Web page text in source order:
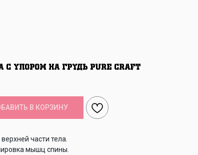
с упором на грудь PURE CRAFT
В КОРЗИНУ
части тела.
мышц спины.